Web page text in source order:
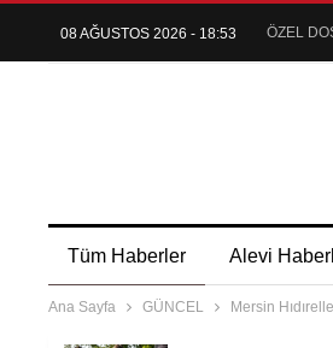
08 AĞUSTOS 2026 - 18:53 ÖZEL
Tüm Haberler Alevi
Ana Sayfa GÜNCEL Mersin